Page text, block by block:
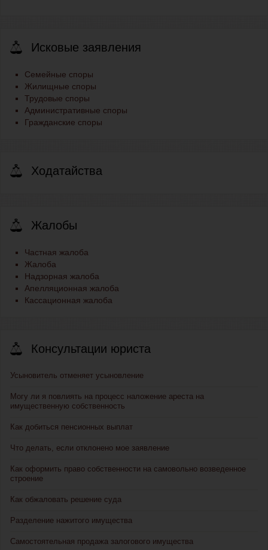
Исковые заявления
Семейные споры
Жилищные споры
Трудовые споры
Административные споры
Гражданские споры
Ходатайства
Жалобы
Частная жалоба
Жалоба
Надзорная жалоба
Апелляционная жалоба
Кассационная жалоба
Консультации юриста
Усыновитель отменяет усыновление
Могу ли я повлиять на процесс наложение ареста на
имущественную собственность
Как добиться пенсионных выплат
Что делать, если отклонено мое заявление
Как оформить право собственности на самовольно возведенное
строение
Как обжаловать решение суда
Разделение нажитого имущества
Самостоятельная продажа залогового имущества